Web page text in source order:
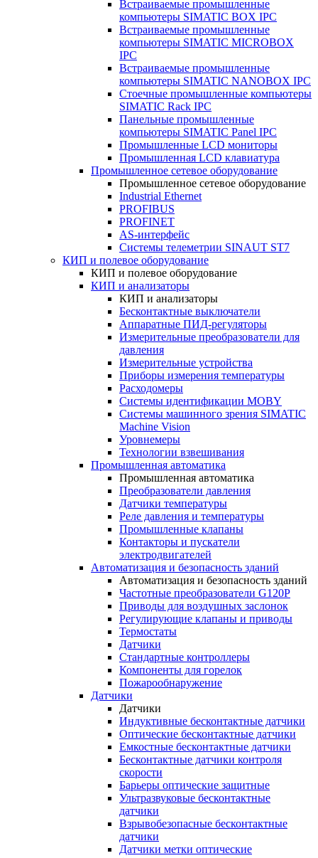
Встраиваемые промышленные
компьютеры SIMATIC BOX IPC
Встраиваемые промышленные
компьютеры SIMATIC MICROBOX
IPC
Встраиваемые промышленные
компьютеры SIMATIC NANOBOX IPC
Стоечные промышленные компьютеры
SIMATIC Rack IPC
Панельные промышленные
компьютеры SIMATIC Panel IPC
Промышленные LCD мониторы
Промышленная LCD клавиатура
Промышленное сетевое оборудование
Промышленное сетевое оборудование
Industrial Ethernet
PROFIBUS
PROFINET
AS-интерфейс
Системы телеметрии SINAUT ST7
КИП и полевое оборудование
КИП и полевое оборудование
КИП и анализаторы
КИП и анализаторы
Бесконтактные выключатели
Аппаратные ПИД-регуляторы
Измерительные преобразователи для
давления
Измерительные устройства
Приборы измерения температуры
Расходомеры
Системы идентификации MOBY
Системы машинного зрения SIMATIC
Machine Vision
Уровнемеры
Технологии взвешивания
Промышленная автоматика
Промышленная автоматика
Преобразователи давления
Датчики температуры
Реле давления и температуры
Промышленные клапаны
Контакторы и пускатели
электродвигателей
Автоматизация и безопасность зданий
Автоматизация и безопасность зданий
Частотные преобразователи G120P
Приводы для воздушных заслонок
Регулирующие клапаны и приводы
Термостаты
Датчики
Стандартные контроллеры
Компоненты для горелок
Пожарообнаружение
Датчики
Датчики
Индуктивные бесконтактные датчики
Оптические бесконтактные датчики
Емкостные бесконтактные датчики
Бесконтактные датчики контроля
скорости
Барьеры оптические защитные
Ультразвуковые бесконтактные
датчики
Взрывобезопасные бесконтактные
датчики
Датчики метки оптические